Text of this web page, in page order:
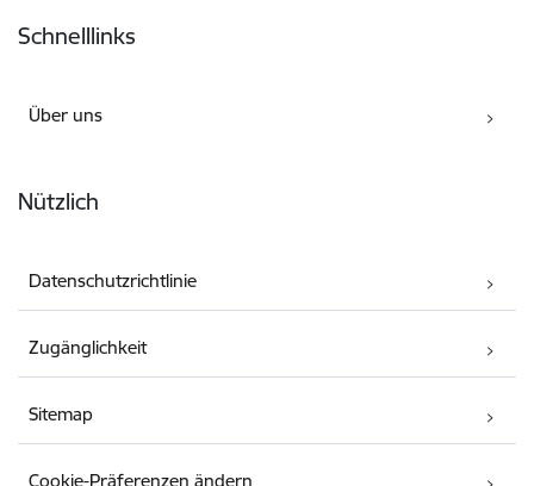
Schnelllinks
Über uns
Nützlich
Datenschutzrichtlinie
Zugänglichkeit
Sitemap
Cookie-Präferenzen ändern